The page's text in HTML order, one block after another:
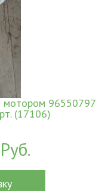
мотором 96550797
(17106)